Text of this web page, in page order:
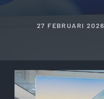
27 FEBRUARI 2026